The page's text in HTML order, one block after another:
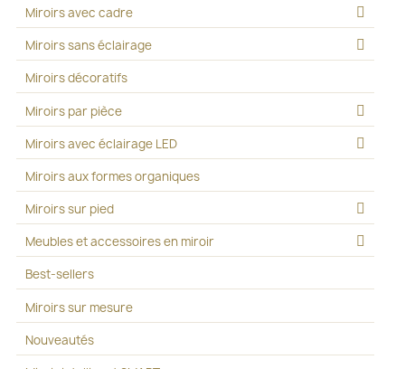
Miroirs avec cadre
Miroirs sans éclairage
Miroirs décoratifs
Miroirs par pièce
Miroirs avec éclairage LED
Miroirs aux formes organiques
Miroirs sur pied
Meubles et accessoires en miroir
Best-sellers
Miroirs sur mesure
Nouveautés